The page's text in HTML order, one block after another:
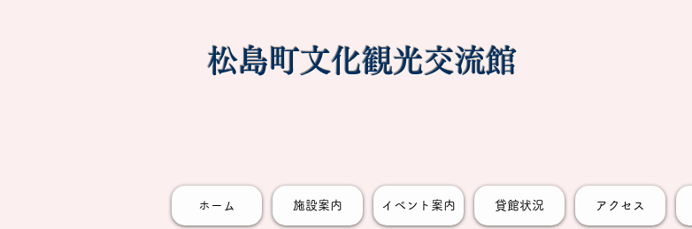
松島町文化観光交流館
ホーム 施設案内 イベント案内 貸館状況 アクセス